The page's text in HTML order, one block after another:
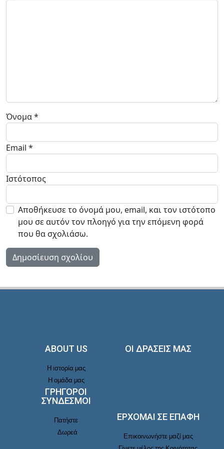
Όνομα*
Email *
Ιστότοπος
Αποθήκευσε το όνομά μου, email, και τον ιστότοπο
μου σε αυτόν τον πλοηγό για την επόμενη φορά
που θα σχολιάσω.
ABOUT US
Η ιστορία μας
Η ομάδα μας
ΟΙ ΔΡΑΣΕΙΣ ΜΑΣ
ΓΡΗΓΟΡΟΙ
ΣΥΝΔΕΣΜΟΙ
Πατήστε
Δωρεά
ΕΡΧΟΜΑΙ ΣΕ ΕΠΑΦΉ
Επικοινωνήστε μαζί μας